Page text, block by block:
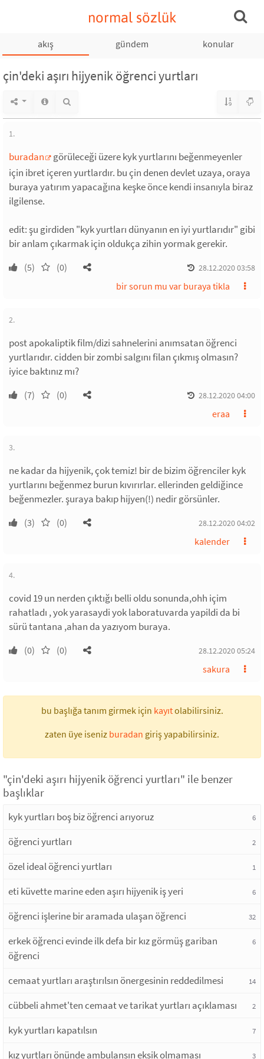
normal sözlük
akış gündem konular
çin'deki aşırı hijyenik öğrenci yurtları
1.
buradan
görüleceği üzere kyk yurtlarını beğenmeyenler
için ibret içeren yurtlardır. bu çin denen devlet uzaya, oraya
buraya yatırım yapacağına keşke önce kendi insanıyla biraz
ilgilense.
edit: şu girdiden "kyk yurtları dünyanın en iyi yurtlarıdır" gibi
bir anlam çıkarmak için oldukça zihin yormak gerekir.
(5) (0) 28.12.2020 03:58
bir sorun mu var buraya tikla
2.
post apokaliptik film/dizi sahnelerini anımsatan öğrenci
yurtlarıdır. cidden bir zombi salgını filan çıkmış olmasın?
iyice baktınız mı?
(7) (0) 28.12.2020 04:00
eraa
3.
ne kadar da hijyenik, çok temiz! bir de bizim öğrenciler kyk
yurtlarını beğenmez burun kıvırırlar. ellerinden geldiğince
beğenmezler. şuraya bakıp hijyen(!) nedir görsünler.
(3) (0) 28.12.2020 04:02
kalender
4.
covid 19 un nerden çıktığı belli oldu sonunda,ohh içim
rahatladı , yok yarasaydi yok laboratuvarda yapildi da bi
sürü tantana ,ahan da yazıyom buraya.
(0) (0) 28.12.2020 05:24
sakura
bu başlığa tanım girmek için kayıtolabilirsiniz.
zaten üye iseniz buradan giriş yapabilirsiniz.
"çin'deki aşırı hijyenik öğrenci yurtları" ile benzer
başlıklar
kyk yurtları boş biz öğrenci arıyoruz 6
öğrenci yurtları 2
özel ideal öğrenci yurtları 1
eti küvette marine eden aşırı hijyenik iş yeri 6
öğrenci işlerine bir aramada ulaşan öğrenci 32
erkek öğrenci evinde ilk defa bir kız görmüş gariban
öğrenci
6
cemaat yurtları araştırılsın önergesinin reddedilmesi 14
cübbeli ahmet'ten cemaat ve tarikat yurtları açıklaması 2
kyk yurtları kapatılsın 7
kız yurtları önünde ambulansın eksik olmaması 3